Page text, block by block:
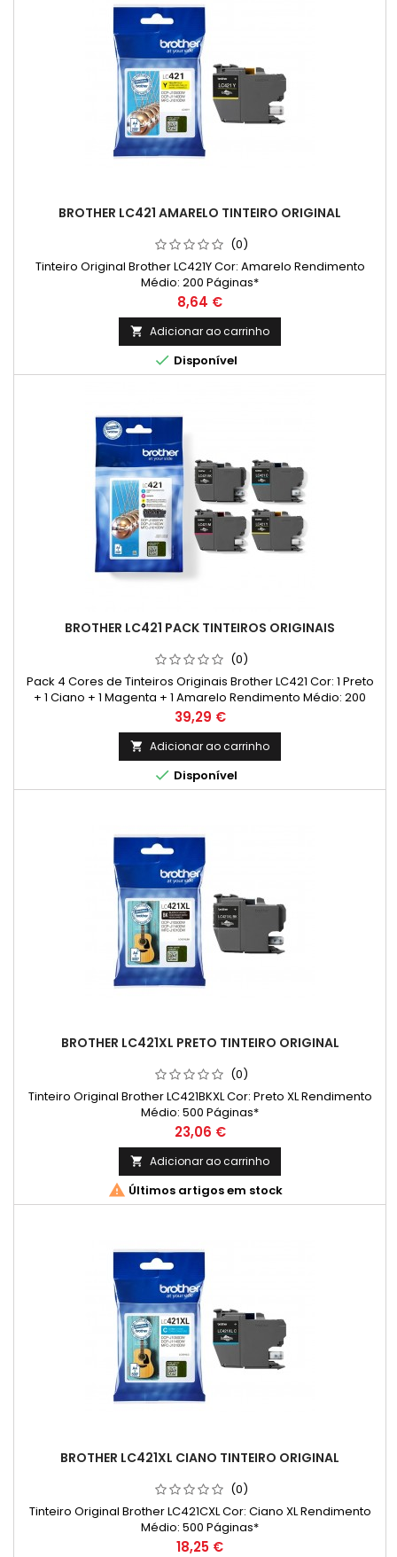
BROTHER LC421 AMARELO TINTEIRO ORIGINAL
(0)
Tinteiro Original Brother LC421Y Cor: Amarelo Rendimento
Médio: 200 Páginas*
Preço
8,64 €
 Adicionar ao carrinho
 Disponível
BROTHER LC421 PACK TINTEIROS ORIGINAIS
(0)
Pack 4 Cores de Tinteiros Originais Brother LC421 Cor: 1 Preto
+ 1 Ciano + 1 Magenta + 1 Amarelo Rendimento Médio: 200
Páginas* / cada cor
Preço
39,29 €
 Adicionar ao carrinho
 Disponível
BROTHER LC421XL PRETO TINTEIRO ORIGINAL
(0)
Tinteiro Original Brother LC421BKXL Cor: Preto XL Rendimento
Médio: 500 Páginas*
Preço
23,06 €
 Adicionar ao carrinho
 Últimos artigos em stock
BROTHER LC421XL CIANO TINTEIRO ORIGINAL
(0)
Tinteiro Original Brother LC421CXL Cor: Ciano XL Rendimento
Médio: 500 Páginas*
Preço
18,25 €